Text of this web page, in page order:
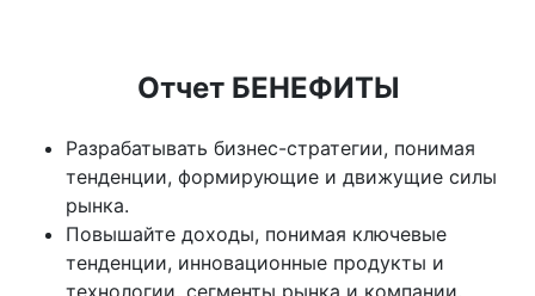
Отчет БЕНЕФИТЫ
Разрабатывать бизнес-стратегии, понимая
тенденции, формирующие и движущие силы
рынка.
Повышайте доходы, понимая ключевые
тенденции, инновационные продукты и
технологии, сегменты рынка и компании,